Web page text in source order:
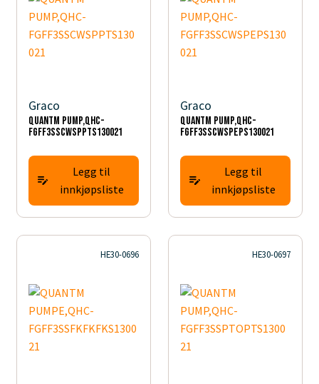
Graco
QUANTM PUMP,QHC-
FGFF3SSCWSPPTS130021
Legg til
innkjøpsliste
Graco
QUANTM PUMP,QHC-
FGFF3SSCWSPEPS130021
Legg til
innkjøpsliste
HE30-0696 HE30-0697